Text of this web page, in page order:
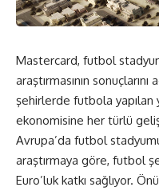
Mastercard, futbol
araştırmasının
şehirlerde futbola yapılan
ekonomisine her türlü
Avrupa’da futbol
araştırmaya göre, futbol
Euro’luk katkı sağlıyor.